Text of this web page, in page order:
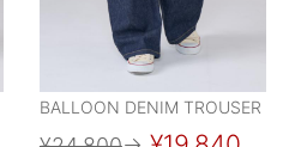
BALLOON DENIM TROUSER